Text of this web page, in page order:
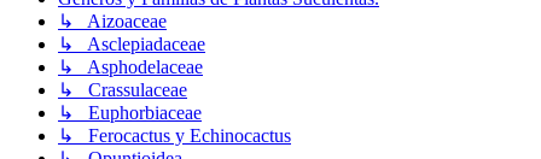
↳ Aizoaceae
↳ Asclepiadaceae
↳ Asphodelaceae
↳ Crassulaceae
↳ Euphorbiaceae
↳ Ferocactus y Echinocactus